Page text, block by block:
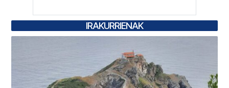
IRAKURRIENAK